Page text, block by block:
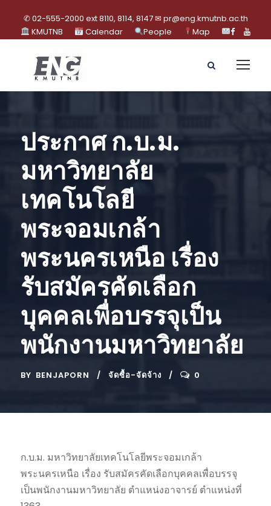
✆ 02-555-2000 ext 8110, 8114, 8147 ✉ pr@eng.kmutnb.ac.th
KMUTNB
Calendar People Map
ประกาศ ก.บ.ม.
มหาวิทยาลัย
เทคโนโลยี
พระจอมเกล้า
พระนครเหนือ เรื่อง
รับสมัครคัดเลือก
บุคคลเพื่อบรรจุเป็น
พนักงานมหาวิทยาลัย
BY BENJAPORN จัดซื้อ-จัดจ้าง 0
ก.บ.ม. มหาวิทยาลัยเทคโนโลยีพระจอมเกล้า
พระนครเหนือ เรื่อง รับสมัครคัดเลือกบุคคลเพื่อบรรจุ
เป็นพนักงานมหาวิทยาลัย ตำแหน่งอาจารย์ ตำแหน่งที่